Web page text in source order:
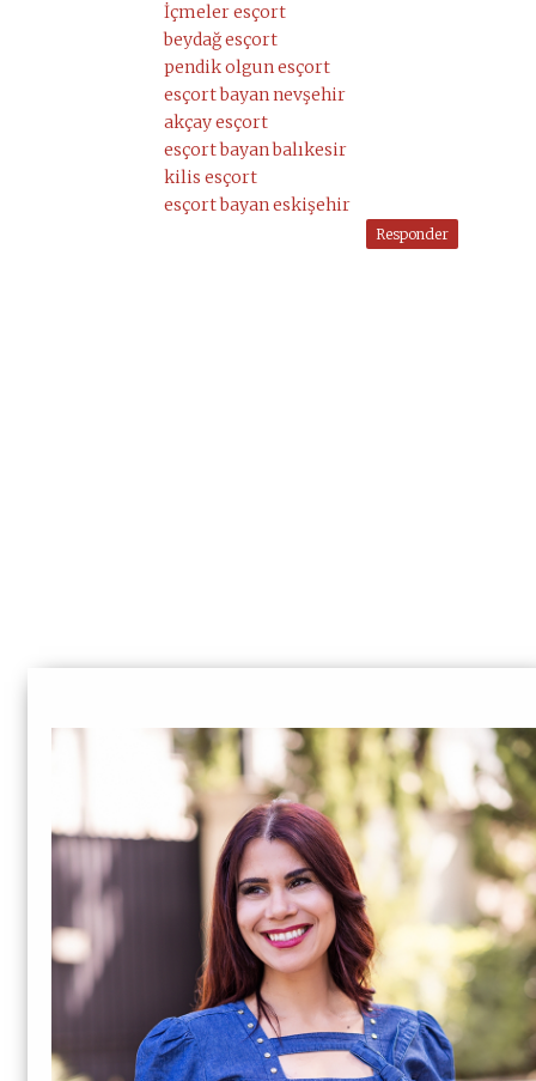
İçmeler esçort
beydağ esçort
pendik olgun esçort
esçort bayan nevşehir
akçay esçort
esçort bayan balıkesir
kilis esçort
esçort bayan eskişehir
Responder